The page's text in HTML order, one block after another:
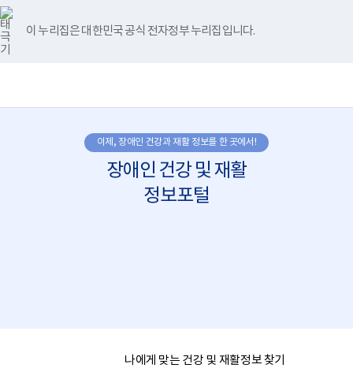
바
로
가
기
메
이 누리집은 대한민국 공식 전자정부 누리집입니다.
너
비
767px
이
하
영
이제, 장애인 건강과 재활 정보를 한 곳에서!
장애인 건강 및 재활
정보포털
나에게 맞는 건강 및 재활정보 찾기
유
튜
브
블
로
그
인
스
타
그
램
페
이
스
북